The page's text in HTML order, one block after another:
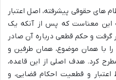
های حقوقی پیشرفته، اصل اعتبار
این معناست که پس از آنکه یک
گرفت و حکم قطعی درباره آن صادر
با همان موضوع، همان طرفین و
کرد. هدف اصلی از این قاعده،
اعتبار و قطعیت احکام قضایی، و